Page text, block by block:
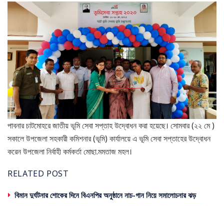
পাবনার চাটমোহরে জাতীয় ভূমি সেবা সপ্তাহ উদ্বোধন করা হয়েছে। সোমবার (২২ মে )
সকালে উপজেলা সহকারী কমিশনার (ভূমি) কার্যালয়ে এ ভূমি সেবা সপ্তাহের উদ্বোধন
করেন উপজেলা নির্বাহী কর্মকর্তা মোছা.মমতাজ মহল।
RELATED POST
বিমান দুর্ঘটনার শোকের দিনে বিএনপির অনুষ্ঠানে নাচ-গান নিয়ে সমালোচনার ঝড়